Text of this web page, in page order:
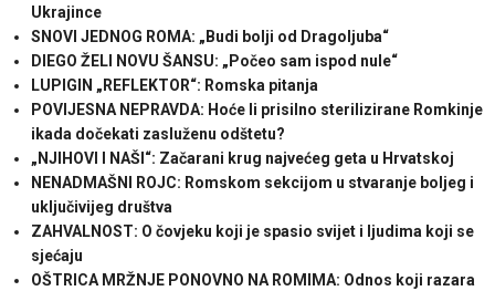
Ukrajince
SNOVI JEDNOG ROMA: „Budi bolji od Dragoljuba“
DIEGO ŽELI NOVU ŠANSU: „Počeo sam ispod nule“
LUPIGIN „REFLEKTOR“: Romska pitanja
POVIJESNA NEPRAVDA: Hoće li prisilno sterilizirane Romkinje
ikada dočekati zasluženu odštetu?
„NJIHOVI I NAŠI“: Začarani krug najvećeg geta u Hrvatskoj
NENADMAŠNI ROJC: Romskom sekcijom u stvaranje boljeg i
uključivijeg društva
ZAHVALNOST: O čovjeku koji je spasio svijet i ljudima koji se
sjećaju
OŠTRICA MRŽNJE PONOVNO NA ROMIMA: Odnos koji razara